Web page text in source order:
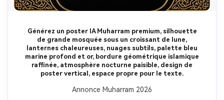
Générez un poster IA Muharram premium, silhouette
de grande mosquée sous un croissant de lune,
lanternes chaleureuses, nuages subtils, palette bleu
marine profond et or, bordure géométrique islamique
raffinée, atmosphère nocturne paisible, design de
poster vertical, espace propre pour le texte.
Annonce Muharram 2026